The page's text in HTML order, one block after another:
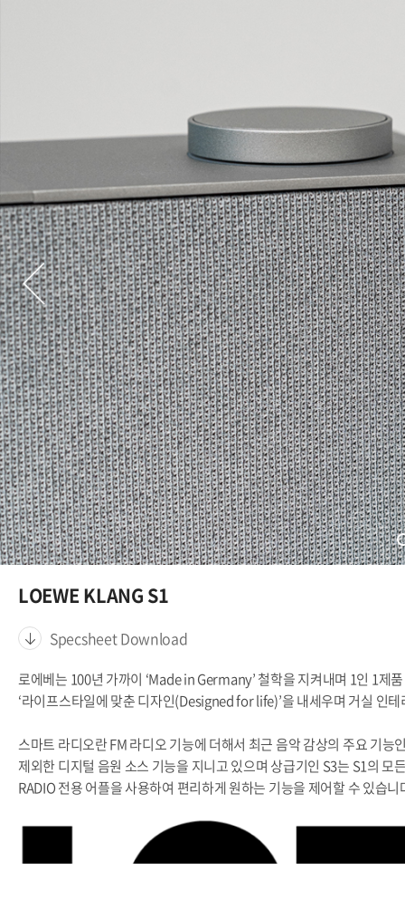
LOEWE KLANG S1
Specsheet Download
로에베는 100년 가까이 ‘Made in Germany’ 철학을 지켜내며 1인 1제
‘라이프스타일에 맞춘 디자인(Designed for life)’을 내세우며 거실 인
스마트 라디오란 FM 라디오 기능에 더해서 최근 음악 감상의 주요 기
제외한 디지털 음원 소스 기능을 지니고 있으며 상급기인 S3는 S1의
RADIO 전용 어플을 사용하여 편리하게 원하는 기능을 제어할 수 있습니